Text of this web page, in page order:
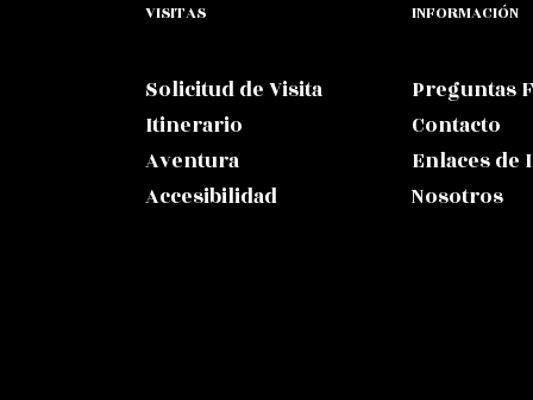
VISITAS
Solicitud de Visita
Itinerario
Aventura
Accesibilidad
INFORMACIÓN
Preguntas
Contacto
Enlaces de
Nosotros